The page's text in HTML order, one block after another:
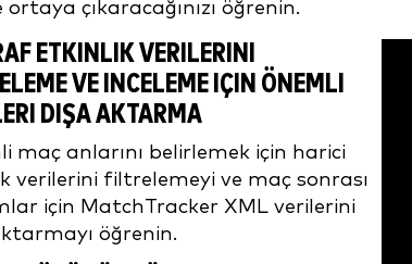
ortaya çıkaracağınızı öğrenin.
ETKINLIK VERILERINI
VE INCELEME IÇIN ÖNEMLI
DIŞA AKTARMA
maç anlarını belirlemek için harici
verilerini filtrelemeyi ve maç sonrası
için MatchTracker XML verilerini
öğrenin.